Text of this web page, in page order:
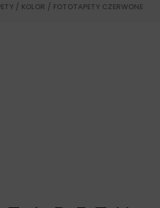
/ KOLOR / FOTOTAPETY CZERWONE